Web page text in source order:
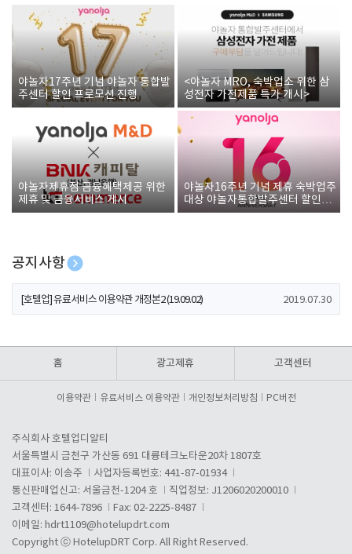
야놀자17주년 기념 야놀자 통합발
주센터 할인 프로모션 진행
<야놀자 MRO, 숙박업소 위한 삼
성전자 가전제품 특가 개시>
야놀자제휴점 금융혜택제공 위한
제휴 및 금융서비스 게시
야놀자16주년 기념 제휴 숙박업주
대상 야놀자통합발주센터 할인쿠
폰 증정
공지사항
[호텔업] 개인정보 처리방침 개정본1 (19.09.02)
[호텔업] 유료서비스 이용약관 개정본2 (19.09.02) 2019.07.30
홈 광고제휴 고객센터
이용약관 유료서비스 이용약관 개인정보처리방침 PC버전
주식회사 호텔업디알티
서울특별시 금천구 가산동 691 대륭테크노타운20차 1807호
대표이사: 이송주
사업자등록번호: 441-87-01934
통신판매업신고: 서울금천-1204 호
직업정보: J1206020200010
고객센터: 1644-7896
Fax: 02-2225-8487
이메일: hdrt1109@hotelupdrt.com
Copyright ⓒ HotelupDRT Corp. All Right Reserved.